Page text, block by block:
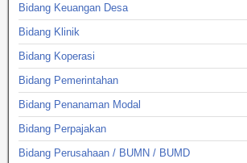
Bidang Keuangan Desa
Bidang Klinik
Bidang Koperasi
Bidang Pemerintahan
Bidang Penanaman Modal
Bidang Perpajakan
Bidang Perusahaan / BUMN / BUMD